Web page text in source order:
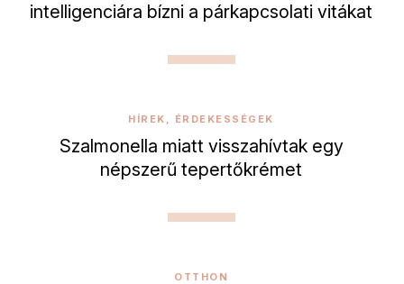
intelligenciára bízni a párkapcsolati vitákat
HÍREK, ÉRDEKESSÉGEK
Szalmonella miatt visszahívtak egy
népszerű tepertőkrémet
OTTHON